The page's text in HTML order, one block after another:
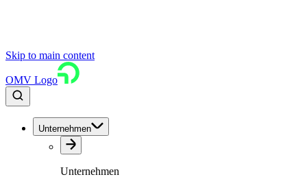
Skip to main content
OMV Logo
Unternehmen
Unternehmen